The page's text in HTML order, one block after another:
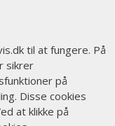
til at fungere. På
sikrer
på
Disse cookies
at klikke på